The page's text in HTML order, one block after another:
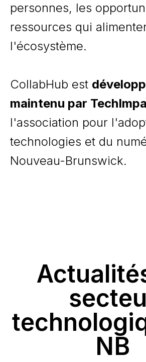
personnes, les
ressources qui
l'écosystème.
CollabHub est
maintenu par
l'association pour
technologies et du
Nouveau-Brunswick.
NB